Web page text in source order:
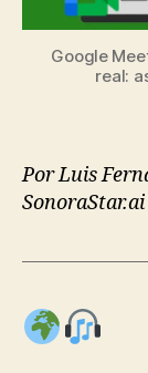
Google
real:
Por Luis
SonoraStar.ai